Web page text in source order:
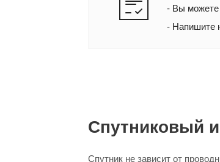
- Вы можете
- Напишите
Спутниковый
Спутник не зависит от